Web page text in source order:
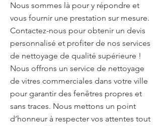
Nous sommes là pour y répondre et
vous fournir une prestation sur mesure.
Contactez-nous pour obtenir un devis
personnalisé et profiter de nos services
de nettoyage de qualité supérieure !
Nous offrons un service de nettoyage
de vitres commerciales dans votre ville
pour garantir des fenêtres propres et
sans traces. Nous mettons un point
d’honneur à respecter vos attentes tout